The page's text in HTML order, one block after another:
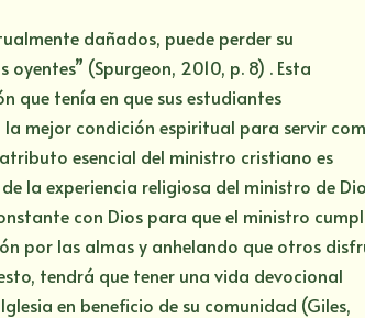
dañados, puede perder su
(Spurgeon, 2010, p. 8) . Esta
que tenía en que sus estudiantes
mejor condición espiritual para servir
esencial del ministro cristiano es
la experiencia religiosa del ministro de
con Dios para que el ministro
por las almas y anhelando que otros
tendrá que tener una vida devocional
en beneficio de su comunidad (Giles,